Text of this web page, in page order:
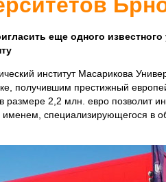
еще одного известного
институт Масарикова
получившим престижный
2,2 млн. евро позволит
именем, специализирующегося в